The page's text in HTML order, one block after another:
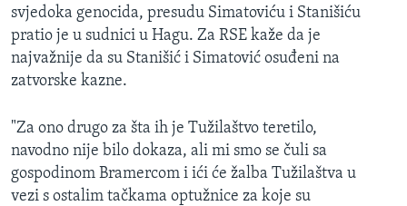
svjedoka genocida, presudu Simatoviću i Stanišiću
pratio je u sudnici u Hagu. Za RSE kaže da je
najvažnije da su Stanišić i Simatović osuđeni na
zatvorske kazne.
"Za ono drugo za šta ih je Tužilaštvo teretilo,
navodno nije bilo dokaza, ali mi smo se čuli sa
gospodinom Bramercom i ići će žalba Tužilaštva u
vezi s ostalim tačkama optužnice za koje su